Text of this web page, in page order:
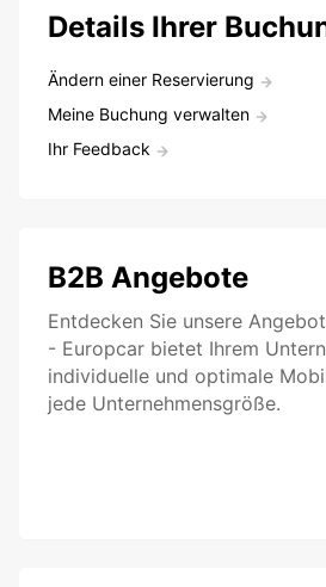
Details Ihrer
Ändern einer Reservierung
Meine Buchung verwalten
Ihr Feedback
B2B Angebote
Entdecken Sie unsere
- Europcar bietet Ihrem
individuelle und optimale
jede Unternehmensgröße.